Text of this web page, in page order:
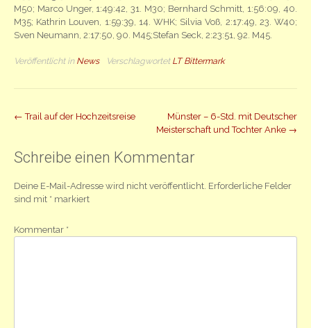
M50; Marco Unger, 1:49:42, 31. M30; Bernhard Schmitt, 1:56:09, 40.
M35; Kathrin Louven, 1:59:39, 14. WHK; Silvia Voß, 2:17:49, 23. W40;
Sven Neumann, 2:17:50, 90. M45;Stefan Seck, 2:23:51, 92. M45.
Veröffentlicht in News Verschlagwortet LT Bittermark
Beitrag
← Trail auf der Hochzeitsreise
Münster – 6-Std. mit Deutscher
Meisterschaft und Tochter Anke →
Schreibe einen Kommentar
Deine E-Mail-Adresse wird nicht veröffentlicht. Erforderliche Felder
sind mit * markiert
Kommentar *